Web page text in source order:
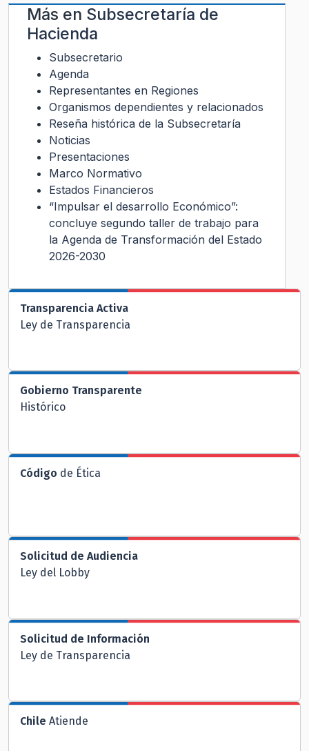
Más en Subsecretaría de
Hacienda
Subsecretario
Agenda
Representantes en Regiones
Organismos dependientes y relacionados
Reseña histórica de la Subsecretaría
Noticias
Presentaciones
Marco Normativo
Estados Financieros
“Impulsar el desarrollo Económico”:
concluye segundo taller de trabajo para
la Agenda de Transformación del Estado
2026-2030
Transparencia Activa
Ley de Transparencia
Gobierno Transparente
Histórico
Código de Ética
Solicitud de Audiencia
Ley del Lobby
Solicitud de Información
Ley de Transparencia
Chile Atiende